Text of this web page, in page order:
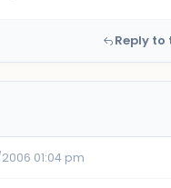
Reply to
01:04 pm